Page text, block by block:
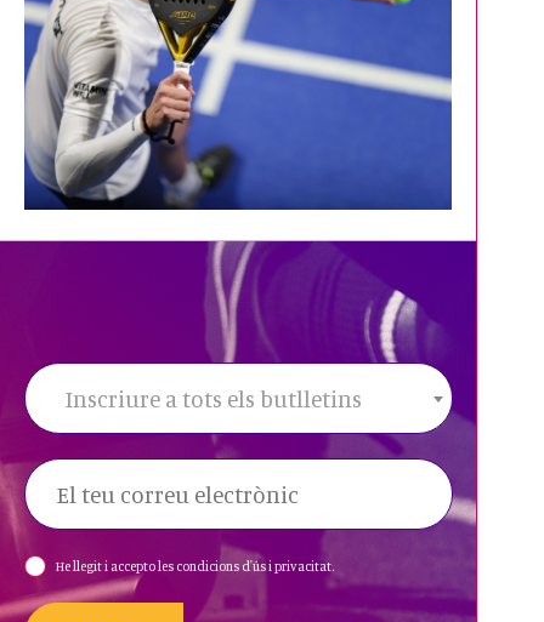
Inscriure a tots els butlletins
He llegit i accepto les condicions d'ús i privacitat.